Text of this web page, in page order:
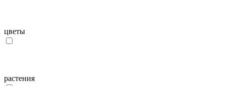
цветы
растения